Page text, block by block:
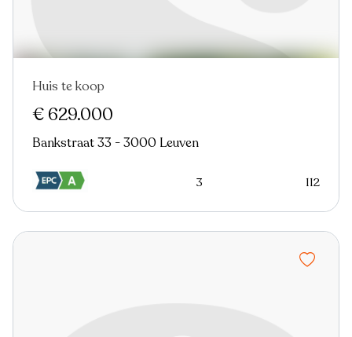
Huis te koop
€ 629.000
Bankstraat 33 - 3000 Leuven
3 112